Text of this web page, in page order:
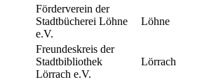
Förderverein der
Stadtbücherei Löhne
e.V.
Löhne
Freundeskreis der
Stadtbibliothek
Lörrach e.V.
Lörrach